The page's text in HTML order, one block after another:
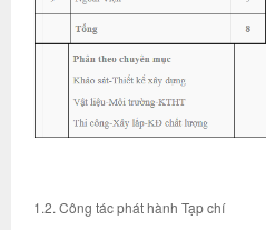
1.2. Công tác phát hành Tạp chí